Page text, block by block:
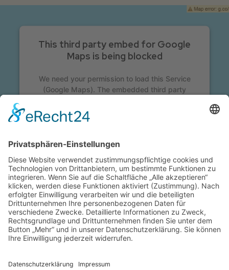
This third party embed for Google
Maps is being blocked
We need your permission to load this Service
(Google Maps). The embedded third party
provide consent. For this third party feature to
load, please click 'accept'.
More Information
Accept
Powered byUsercentrics Consent Management
Platform&eRecht24